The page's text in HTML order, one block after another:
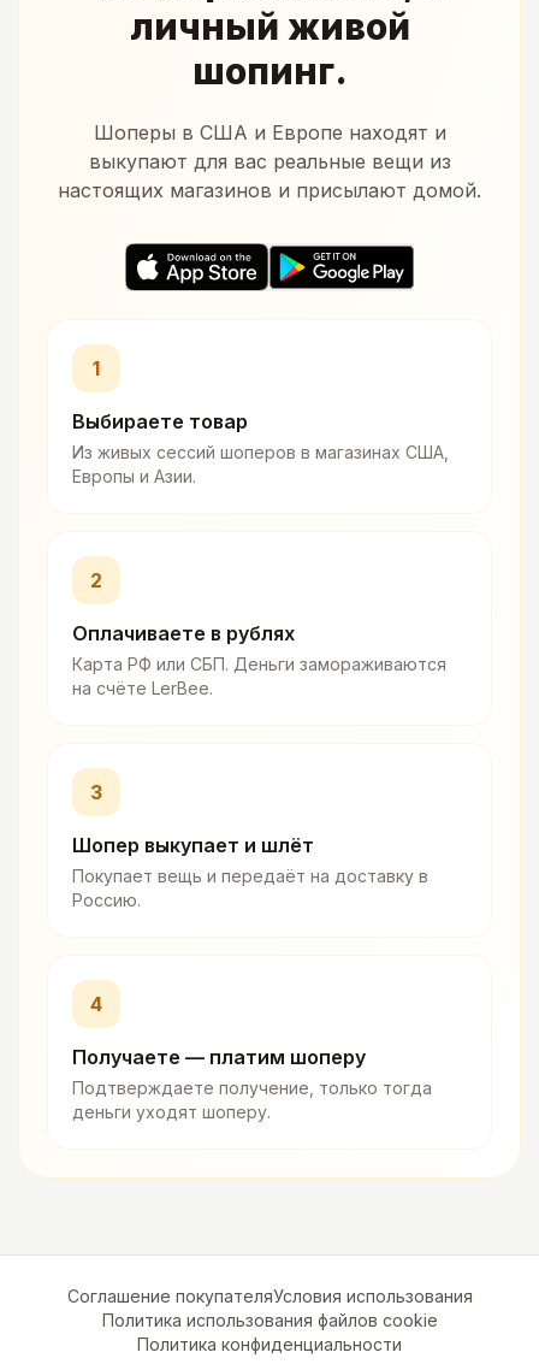
личный живой
шопинг.
Шоперы в США и Европе находят и
выкупают для вас реальные вещи из
настоящих магазинов и присылают домой.
1
Выбираете товар
Из живых сессий шоперов в магазинах США,
Европы и Азии.
2
Оплачиваете в рублях
Карта РФ или СБП. Деньги замораживаются
на счёте LerBee.
3
Шопер выкупает и шлёт
Покупает вещь и передаёт на доставку в
Россию.
4
Получаете — платим шоперу
Подтверждаете получение, только тогда
деньги уходят шоперу.
Соглашение покупателяУсловия использования
Политика использования файлов cookie
Политика конфиденциальности